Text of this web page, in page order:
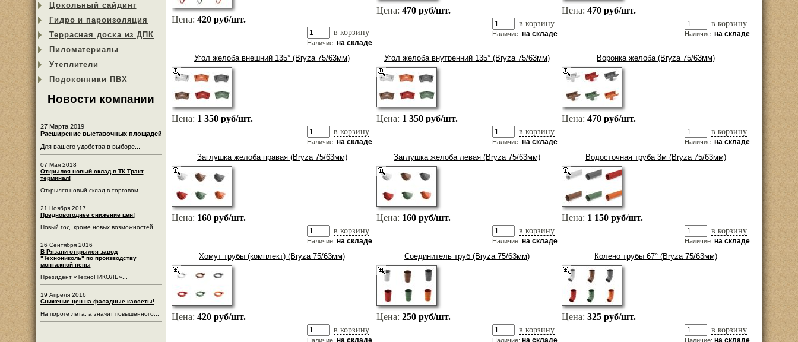
Цокольный сайдинг
Гидро и пароизоляция
Террасная доска из ДПК
Пиломатериалы
Утеплители
Подоконники ПВХ
Новости компании
27 Марта 2019
Расширение выставочных площадей
Для вашего удобства в выборе...
07 Мая 2018
Открылся новый склад в ТК Тракт
терминал!
Открылся новый склад в торговом...
21 Ноября 2017
Предновогоднее снижение цен!
Новый год, кроме новых возможностей...
26 Сентября 2016
В Рязани открылся завод
"Технониколь" по производству
монтажной пены
Президент «ТехноНИКОЛЬ»...
19 Апреля 2016
Снижение цен на фасадные кассеты!
На пороге лета, а значит повышенного...
Цена: 420 руб/шт.
в корзину
Наличие: на складе
Цена: 470 руб/шт.
в корзину
Наличие: на складе
Цена: 470 руб/шт.
в корзину
Наличие: на складе
Угол желоба внешний 135° (Bryza 75/63мм)
Цена: 1 350 руб/шт.
в корзину
Наличие: на складе
Угол желоба внутренний 135° (Bryza 75/63мм)
Цена: 1 350 руб/шт.
в корзину
Наличие: на складе
Воронка желоба (Bryza 75/63мм)
Цена: 470 руб/шт.
в корзину
Наличие: на складе
Заглушка желоба правая (Bryza 75/63мм)
Цена: 160 руб/шт.
в корзину
Наличие: на складе
Заглушка желоба левая (Bryza 75/63мм)
Цена: 160 руб/шт.
в корзину
Наличие: на складе
Водосточная труба 3м (Bryza 75/63мм)
Цена: 1 150 руб/шт.
в корзину
Наличие: на складе
Хомут трубы (комплект) (Bryza 75/63мм)
Цена: 420 руб/шт.
в корзину
Наличие: на складе
Соединитель труб (Bryza 75/63мм)
Цена: 250 руб/шт.
в корзину
Наличие: на складе
Колено трубы 67° (Bryza 75/63мм)
Цена: 325 руб/шт.
в корзину
Наличие: на складе